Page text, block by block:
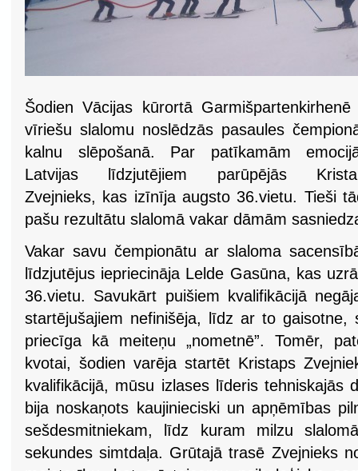
Šodien Vācijas kūrortā Garmišpartenkirhenē
vīriešu slalomu noslēdzās pasaules
kalnu slēpošanā. Par patīkamām
Latvijas līdzjutējiem parūpējās
Zvejnieks, kas izīnīja augsto 36.vietu. Tieši
pašu rezultātu slalomā vakar dāmām
Vakar savu čempionātu ar slaloma
līdzjutējus iepriecināja Lelde Gasūna, kas
36.vietu. Savukārt puišiem kvalifikācijā
startējušajiem nefinišēja, līdz ar to
priecīga kā meiteņu „nometnē”. Tomēr,
kvotai, šodien varēja startēt Kristaps
kvalifikācijā, mūsu izlases līderis tehniskajās
bija noskaņots kaujinieciski un apņēmības
sešdesmitniekam, līdz kuram milzu
sekundes simtdaļa. Grūtajā trasē Zvejnieks